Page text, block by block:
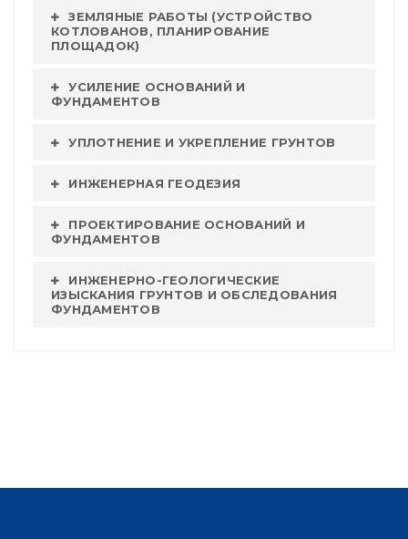
ЗЕМЛЯНЫЕ РАБОТЫ (УСТРОЙСТВО
КОТЛОВАНОВ, ПЛАНИРОВАНИЕ
ПЛОЩАДОК)
УСИЛЕНИЕ ОСНОВАНИЙ И
ФУНДАМЕНТОВ
УПЛОТНЕНИЕ И УКРЕПЛЕНИЕ ГРУНТОВ
ИНЖЕНЕРНАЯ ГЕОДЕЗИЯ
ПРОЕКТИРОВАНИЕ ОСНОВАНИЙ И
ФУНДАМЕНТОВ
ИНЖЕНЕРНО-ГЕОЛОГИЧЕСКИЕ
ИЗЫСКАНИЯ ГРУНТОВ И ОБСЛЕДОВАНИЯ
ФУНДАМЕНТОВ